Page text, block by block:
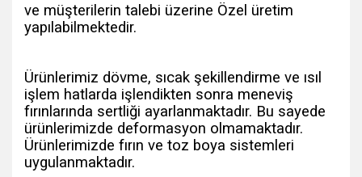
ve müşterilerin talebi üzerine Özel üretim
yapılabilmektedir.
Ürünlerimiz dövme, sıcak şekillendirme ve ısıl
işlem hatlarda işlendikten sonra meneviş
fırınlarında sertliği ayarlanmaktadır. Bu sayede
ürünlerimizde deformasyon olmamaktadır.
Ürünlerimizde fırın ve toz boya sistemleri
uygulanmaktadır.